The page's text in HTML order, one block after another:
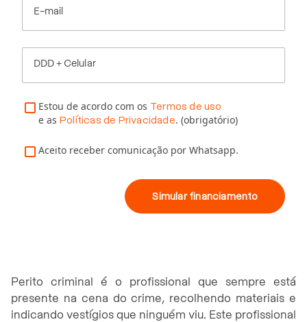
E-mail
DDD + Celular
Estou de acordo com os Termos de uso
e as Políticas de Privacidade. (obrigatório)
Aceito receber comunicação por Whatsapp.
Simular financiamento
Perito criminal é o profissional que sempre está
presente na cena do crime, recolhendo materiais e
indicando vestígios que ninguém viu. Este profissional